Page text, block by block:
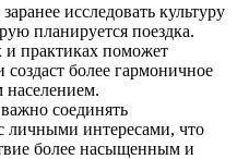
исследовать культуру
планируется поездка.
практиках поможет
более гармоничное
населением.
соединять
личными интересами, что
более насыщенным и